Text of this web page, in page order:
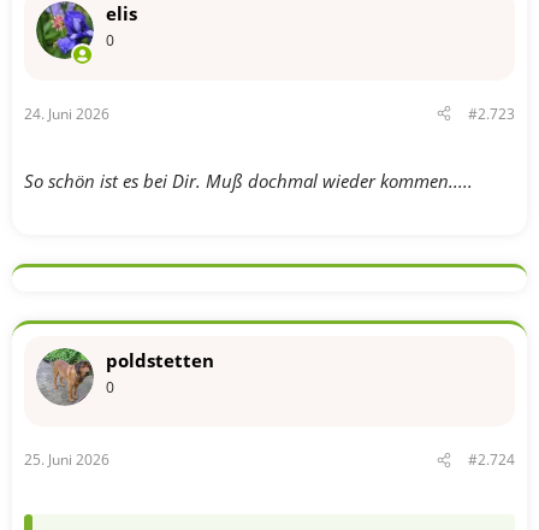
elis
0
24. Juni 2026 #2.723
So schön ist es bei Dir. Muß dochmal wieder kommen.....
poldstetten
0
25. Juni 2026 #2.724